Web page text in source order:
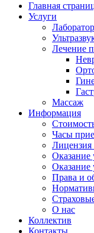
Главная
Услуги
Лечение
Массаж
Информация
Часы
Лицензия
Права и
О нас
Коллектив
Контакты